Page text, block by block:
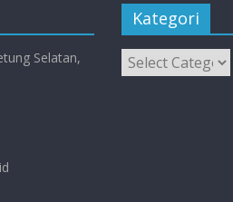
Selatan,
Kategori
Kategori